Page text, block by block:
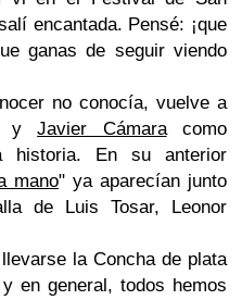
encantada. Pensé: ¡que
ganas de seguir viendo
no conocía, vuelve a
yJavier Cámaracomo
historia. En su anterior
mano" ya aparecían junto
de Luis Tosar, Leonor
la Concha de plata
en general, todos hemos